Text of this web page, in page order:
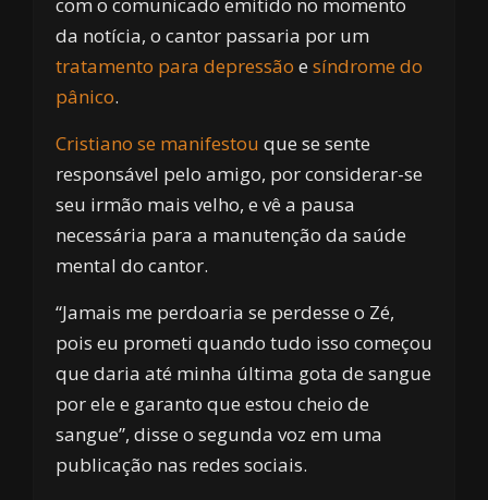
com o comunicado emitido no momento
da notícia, o cantor passaria por um
tratamento para depressão e síndrome do
pânico.
Cristiano se manifestou que se sente
responsável pelo amigo, por considerar-se
seu irmão mais velho, e vê a pausa
necessária para a manutenção da saúde
mental do cantor.
“Jamais me perdoaria se perdesse o Zé,
pois eu prometi quando tudo isso começou
que daria até minha última gota de sangue
por ele e garanto que estou cheio de
sangue”, disse o segunda voz em uma
publicação nas redes sociais.